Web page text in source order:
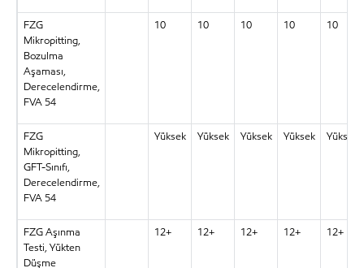
FZG
Mikropitting,
Bozulma
Aşaması,
Derecelendirme,
FVA 54
10 10 10 10 10
FZG
Mikropitting,
GFT-Sınıfı,
Derecelendirme,
FVA 54
Yüksek Yüksek Yüksek Yüksek Yüksek
FZG Aşınma
Testi, Yükten
Düşme
12+ 12+ 12+ 12+ 12+